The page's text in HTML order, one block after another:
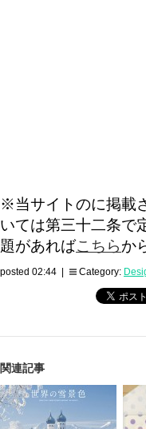
※当サイトのに掲載
いては第三十二条で
題があればこちらか
posted 02:44 | Category:
関連記事